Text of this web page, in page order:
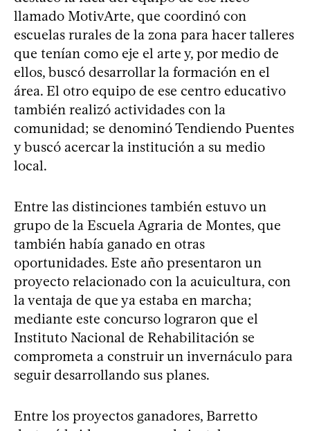
llamado MotivArte, que coordinó con
escuelas rurales de la zona para hacer talleres
que tenían como eje el arte y, por medio de
ellos, buscó desarrollar la formación en el
área. El otro equipo de ese centro educativo
también realizó actividades con la
comunidad; se denominó Tendiendo Puentes
y buscó acercar la institución a su medio
local.
Entre las distinciones también estuvo un
grupo de la Escuela Agraria de Montes, que
también había ganado en otras
oportunidades. Este año presentaron un
proyecto relacionado con la acuicultura, con
la ventaja de que ya estaba en marcha;
mediante este concurso lograron que el
Instituto Nacional de Rehabilitación se
comprometa a construir un invernáculo para
seguir desarrollando sus planes.
Entre los proyectos ganadores, Barretto